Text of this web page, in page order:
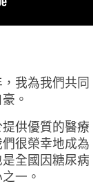
我為我們共同
。
供優質的醫療
很榮幸地成為
全國因糖尿病
一。